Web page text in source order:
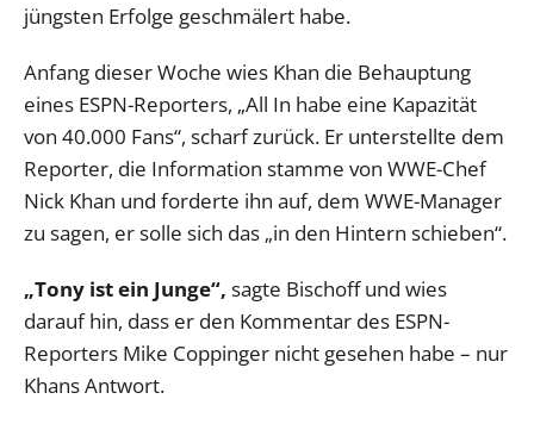
jüngsten Erfolge geschmälert habe.
Anfang dieser Woche wies Khan die Behauptung
eines ESPN-Reporters, „All In habe eine Kapazität
von 40.000 Fans“, scharf zurück. Er unterstellte dem
Reporter, die Information stamme von WWE-Chef
Nick Khan und forderte ihn auf, dem WWE-Manager
zu sagen, er solle sich das „in den Hintern schieben“.
„Tony ist ein Junge“, sagte Bischoff und wies
darauf hin, dass er den Kommentar des ESPN-
Reporters Mike Coppinger nicht gesehen habe – nur
Khans Antwort.